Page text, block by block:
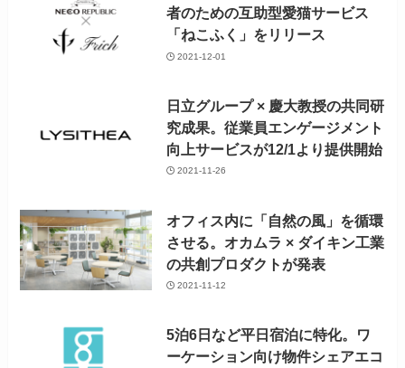
者のための互助型愛猫サービス
「ねこふく」をリリース
2021-12-01
日立グループ × 慶大教授の共同研
究成果。従業員エンゲージメント
向上サービスが12/1より提供開始
2021-11-26
オフィス内に「自然の風」を循環
させる。オカムラ × ダイキン工業
の共創プロダクトが発表
2021-11-12
5泊6日など平日宿泊に特化。ワ
ーケーション向け物件シェアエコ